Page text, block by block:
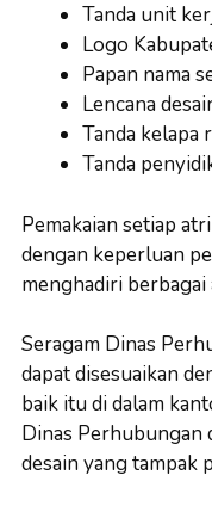
Tanda unit
Logo
Papan nama
Lencana
Tanda kelapa
Tanda
Pemakaian setiap
dengan keperluan
menghadiri berbagai
Seragam Dinas
dapat disesuaikan
baik itu di dalam
Dinas Perhubungan
desain yang tampak